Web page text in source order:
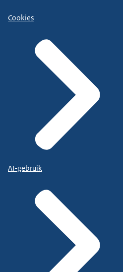
Cookies
AI-gebruik